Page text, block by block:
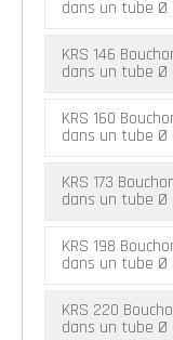
dans un tube Ø
KRS 146
dans un tube Ø
KRS 160
dans un tube Ø
KRS 173
dans un tube Ø
KRS 198
dans un tube Ø
KRS 220
dans un tube Ø